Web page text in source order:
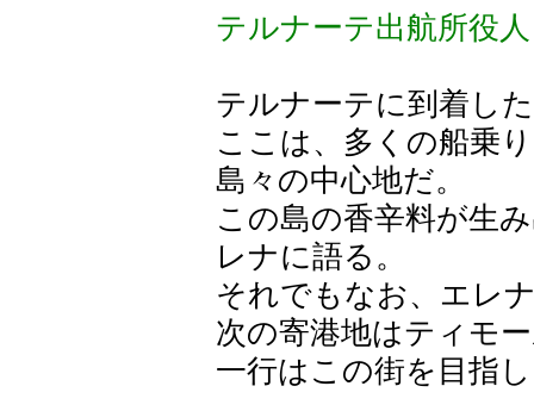
テルナーテ出航所役
テルナーテに到着した
ここは、多くの船乗
島々の中心地だ。
この島の香辛料が生
レナに語る。
それでもなお、エレ
次の寄港地はティモ
一行はこの街を目指